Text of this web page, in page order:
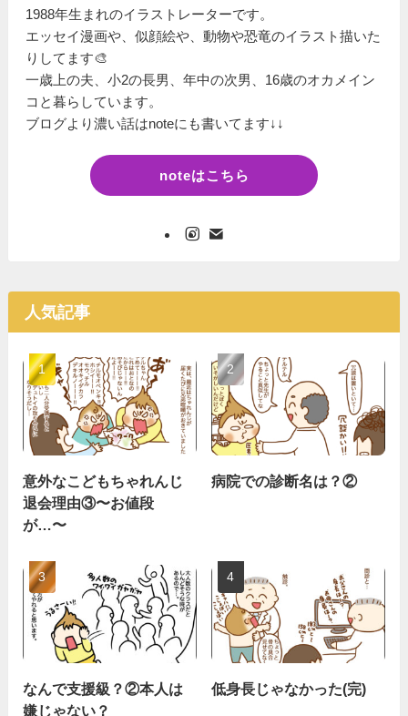
1988年生まれのイラストレーターです。
エッセイ漫画や、似顔絵や、動物や恐竜のイラスト描いた
りしてます🎨
一歳上の夫、小2の長男、年中の次男、16歳のオカメイン
コと暮らしています。
ブログより濃い話はnoteにも書いてます↓↓
noteはこちら
人気記事
意外なこどもちゃれんじ
退会理由③〜お値段
が…〜
病院での診断名は？②
なんで支援級？②本人は
嫌じゃない？
低身長じゃなかった(完)